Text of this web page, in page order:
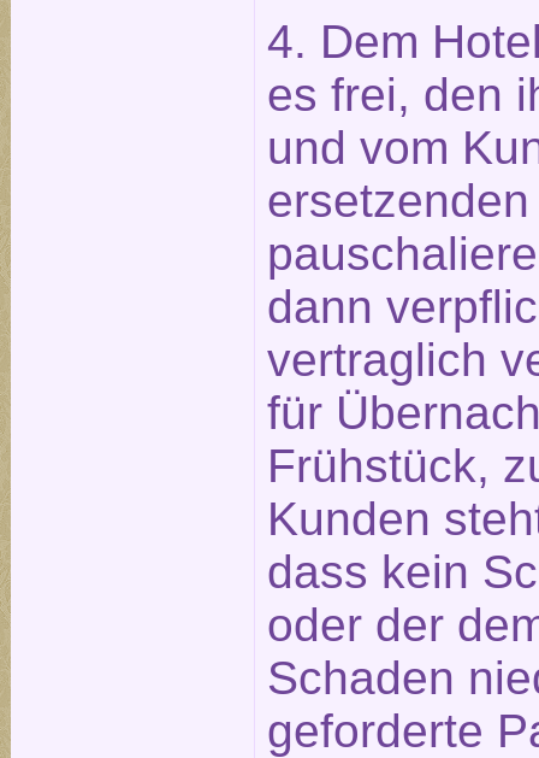
4. Dem
es frei, den
und vom
dann
vertraglich
für
Frühstück,
Kunden
dass kein
oder der
Schaden
geforderte